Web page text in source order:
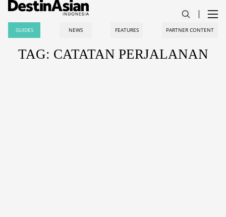
GUIDES NEWS FEATURES PARTNER CONTENT
TAG: CATATAN PERJALANAN